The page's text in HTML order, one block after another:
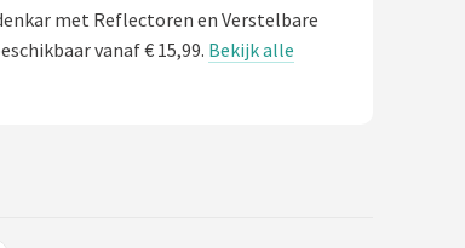
met Reflectoren en Verstelbare
vanaf € 15,99. Bekijk alle